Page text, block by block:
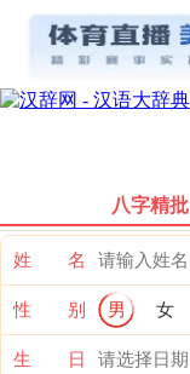
八字精批
姓 名
性 别 男 女
生 日